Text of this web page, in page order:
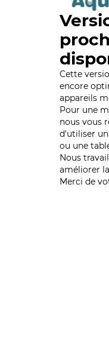
Cette
encore
appareils
Pour une
nous vous
d'utiliser
ou une
Nous
améliorer
Merci de